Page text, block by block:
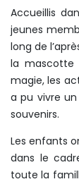
Accueillis
jeunes
long de
la mascotte
magie, les
a pu vivre
souvenirs.
Les enfants
dans le
toute la